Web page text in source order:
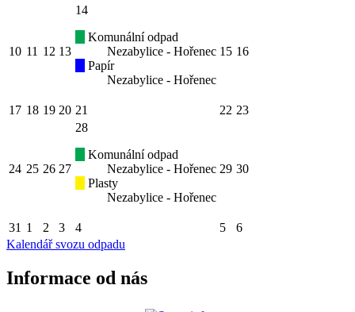
10 11 12 13
14
Komunální odpad
Nezabylice - Hořenec
Papír
Nezabylice - Hořenec
15 16
17 18 19 20 21 22 23
24 25 26 27
28
Komunální odpad
Nezabylice - Hořenec
Plasty
Nezabylice - Hořenec
29 30
31 1 2 3 4 5
6
Kalendář svozu odpadu
Informace od nás